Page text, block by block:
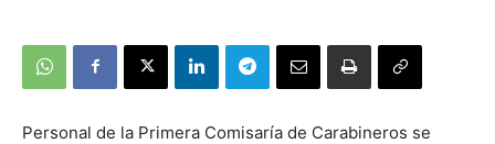
Personal de la Primera Comisaría de Carabineros se